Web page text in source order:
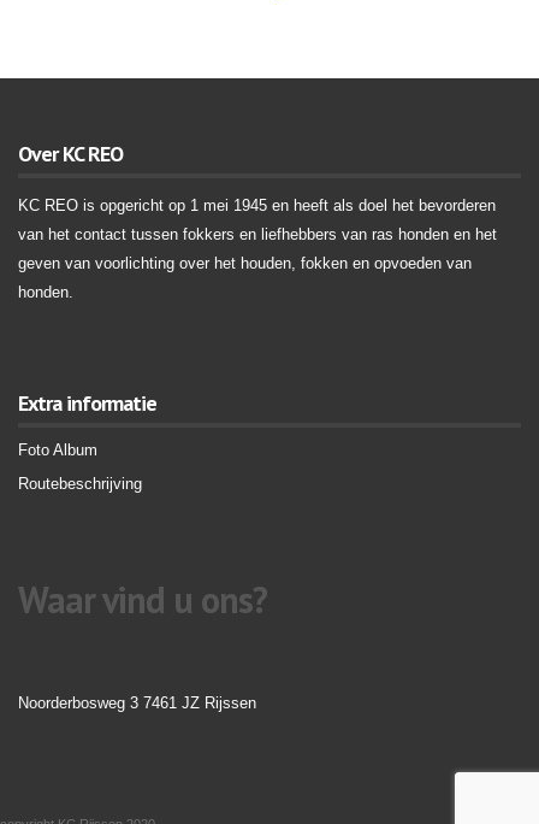
Over KC REO
KC REO is opgericht op 1 mei 1945 en heeft als doel het bevorderen
van het contact tussen fokkers en liefhebbers van ras honden en het
geven van voorlichting over het houden, fokken en opvoeden van
honden.
Extra informatie
Foto Album
Routebeschrijving
Waar vind u ons?
Noorderbosweg 3 7461 JZ Rijssen